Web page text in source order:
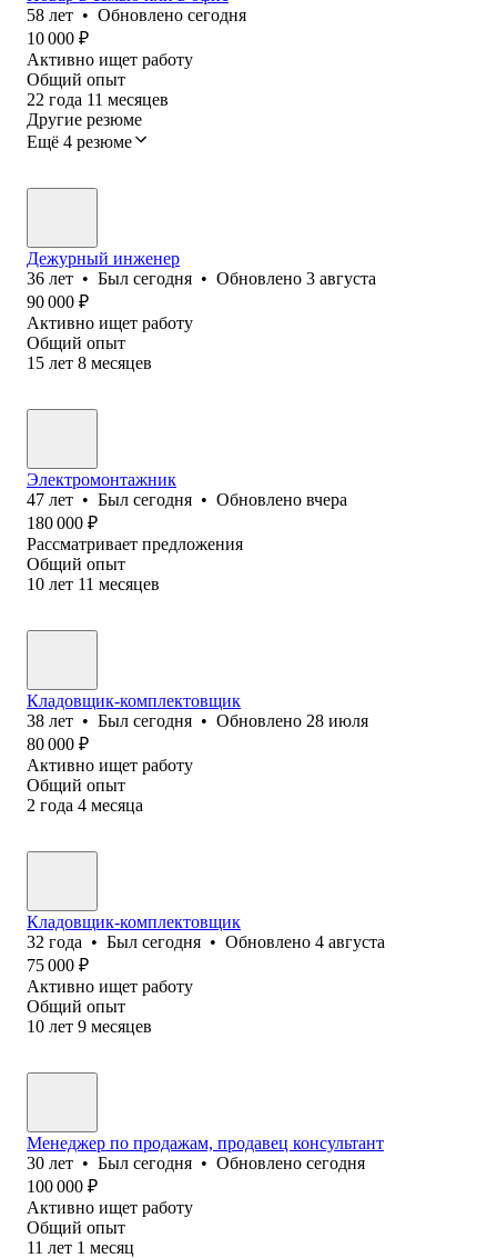
58 лет • Обновлено сегодня
10 000 ₽
Активно ищет работу
Общий опыт
22 года 11 месяцев
Другие резюме
Ещё 4 резюме
Дежурный инженер
36 лет • Был сегодня • Обновлено 3 августа
90 000 ₽
Активно ищет работу
Общий опыт
15 лет 8 месяцев
Электромонтажник
47 лет • Был сегодня • Обновлено вчера
180 000 ₽
Рассматривает предложения
Общий опыт
10 лет 11 месяцев
Кладовщик-комплектовщик
38 лет • Был сегодня • Обновлено 28 июля
80 000 ₽
Активно ищет работу
Общий опыт
2 года 4 месяца
Кладовщик-комплектовщик
32 года • Был сегодня • Обновлено 4 августа
75 000 ₽
Активно ищет работу
Общий опыт
10 лет 9 месяцев
Менеджер по продажам, продавец консультант
30 лет • Был сегодня • Обновлено сегодня
100 000 ₽
Активно ищет работу
Общий опыт
11 лет 1 месяц